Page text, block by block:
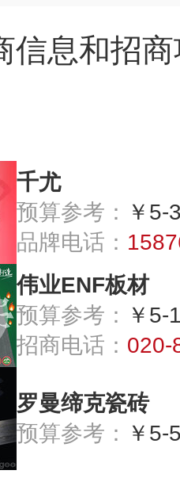
信息和招
千尤
预算参考：
￥5-
品牌电话：
伟业ENF板材
预算参考：
￥5-
招商电话： 020-
罗曼缔克瓷砖
预算参考：
￥5-